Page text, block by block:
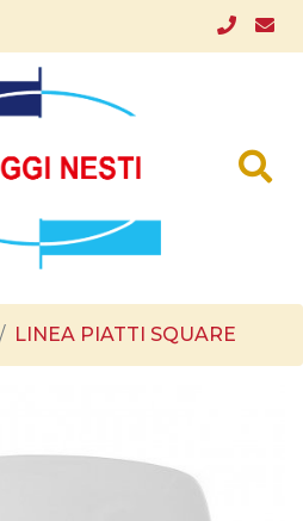
LINEA PIATTI SQUARE